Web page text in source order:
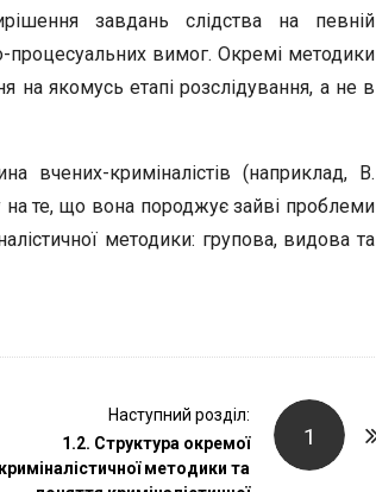
завдань слідства на певній
процесуальних вимог. Окремі методики
на якомусь етапі розслідування, а не в
вчених-криміналістів (наприклад, В.
на те, що вона породжує зайві проблеми
методики: групова, видова та
1
Наступний розділ:
1.2. Структура окремої
криміналістичної методики та